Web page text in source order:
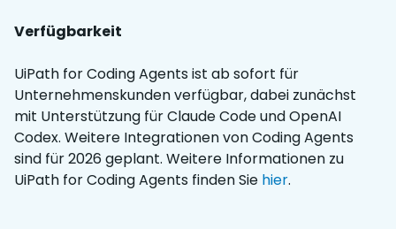
Verfügbarkeit
UiPath for Coding Agents ist ab sofort für
Unternehmenskunden verfügbar, dabei zunächst
mit Unterstützung für Claude Code und OpenAI
Codex. Weitere Integrationen von Coding Agents
sind für 2026 geplant. Weitere Informationen zu
UiPath for Coding Agents finden Sie hier.